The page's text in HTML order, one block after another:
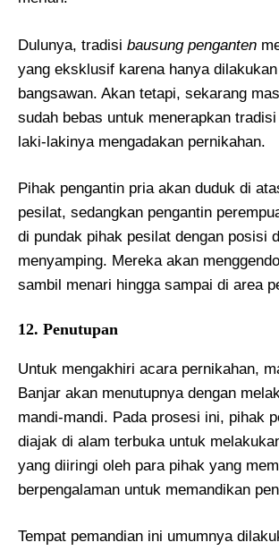
Dulunya, tradisi bausung penganten
yang eksklusif karena hanya
bangsawan. Akan tetapi, sekarang
sudah bebas untuk menerapkan
laki-lakinya mengadakan pernikahan.
Pihak pengantin pria akan duduk di
pesilat, sedangkan pengantin
di pundak pihak pesilat dengan posisi
menyamping. Mereka akan
sambil menari hingga sampai di area
12. Penutupan
Untuk mengakhiri acara pernikahan,
Banjar akan menutupnya dengan
mandi-mandi. Pada prosesi ini, pihak
diajak di alam terbuka untuk
yang diiringi oleh para pihak yang
berpengalaman untuk memandikan
Tempat pemandian ini umumnya